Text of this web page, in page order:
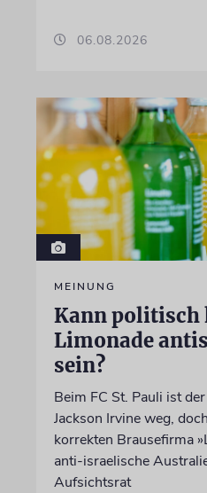
06.08.2026
MEINUNG
Kann politisch
Limonade
sein?
Beim FC St. Pauli ist
Jackson Irvine weg,
korrekten Brausefirma
anti-israelische
Aufsichtsrat